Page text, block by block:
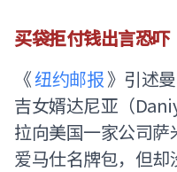
买袋拒付钱出言恐吓
《纽约邮报》引述
吉女婿达尼亚（
拉向美国一家公司
爱马仕名牌包，但却